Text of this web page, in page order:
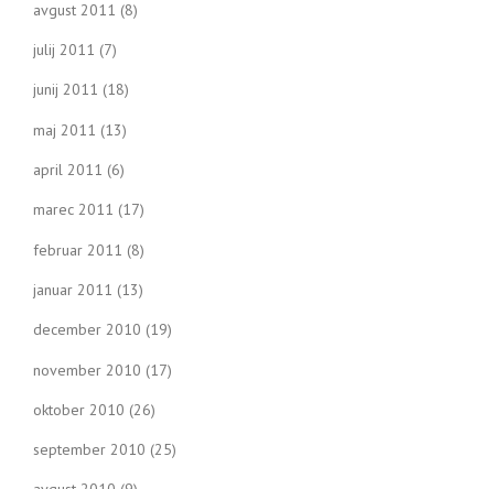
avgust 2011 (8)
julij 2011 (7)
junij 2011 (18)
maj 2011 (13)
april 2011 (6)
marec 2011 (17)
februar 2011 (8)
januar 2011 (13)
december 2010 (19)
november 2010 (17)
oktober 2010 (26)
september 2010 (25)